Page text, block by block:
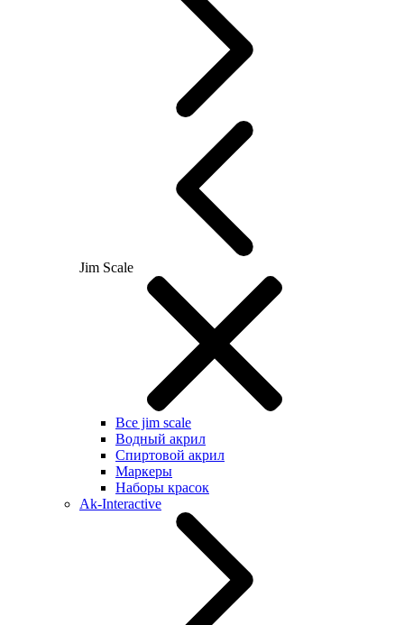
Jim Scale
Все jim scale
Водный акрил
Спиртовой акрил
Маркеры
Наборы красок
Ak-Interactive